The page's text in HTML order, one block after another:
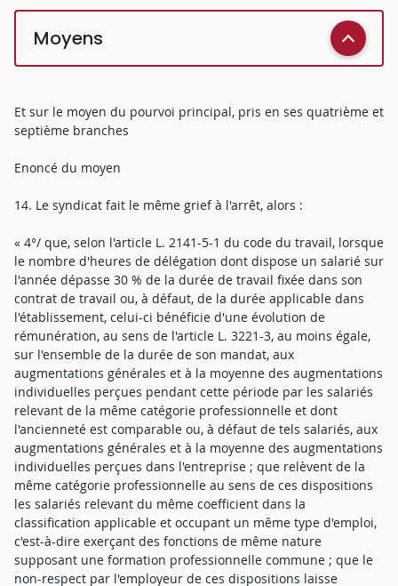
Moyens
Et sur le moyen du pourvoi principal, pris en ses quatrième et
septième branches
Enoncé du moyen
14. Le syndicat fait le même grief à l'arrêt, alors :
« 4°/ que, selon l'article L. 2141-5-1 du code du travail, lorsque
le nombre d'heures de délégation dont dispose un salarié sur
l'année dépasse 30 % de la durée de travail fixée dans son
contrat de travail ou, à défaut, de la durée applicable dans
l'établissement, celui-ci bénéficie d'une évolution de
rémunération, au sens de l'article L. 3221-3, au moins égale,
sur l'ensemble de la durée de son mandat, aux
augmentations générales et à la moyenne des augmentations
individuelles perçues pendant cette période par les salariés
relevant de la même catégorie professionnelle et dont
l'ancienneté est comparable ou, à défaut de tels salariés, aux
augmentations générales et à la moyenne des augmentations
individuelles perçues dans l'entreprise ; que relèvent de la
même catégorie professionnelle au sens de ces dispositions
les salariés relevant du même coefficient dans la
classification applicable et occupant un même type d'emploi,
c'est-à-dire exerçant des fonctions de même nature
supposant une formation professionnelle commune ; que le
non-respect par l'employeur de ces dispositions laisse